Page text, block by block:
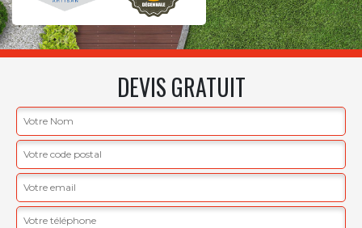
DEVIS GRATUIT